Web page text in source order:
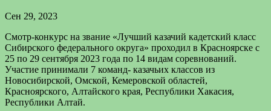
Сен 29, 2023
Смотр-конкурс на звание «Лучший казачий кадетский класс
Сибирского федерального округа» проходил в Красноярске с
25 по 29 сентября 2023 года по 14 видам соревнований.
Участие принимали 7 команд- казачьих классов из
Новосибирской, Омской, Кемеровской областей,
Красноярского, Алтайского края, Республики Хакасия,
Республики Алтай.